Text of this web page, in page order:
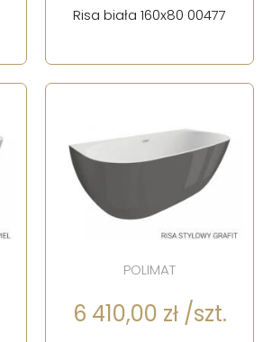
Risa biała 160x80 00477
POLIMAT
6 410,00 zł /szt.